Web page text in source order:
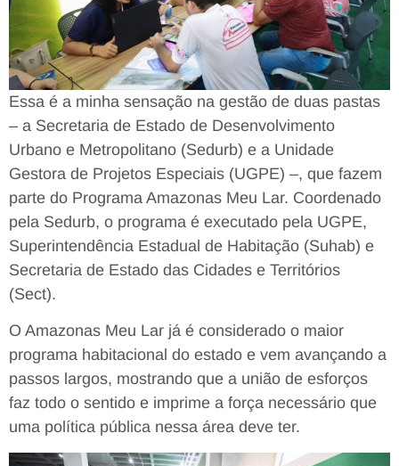
Essa é a minha sensação na gestão de duas pastas
– a Secretaria de Estado de Desenvolvimento
Urbano e Metropolitano (Sedurb) e a Unidade
Gestora de Projetos Especiais (UGPE) –, que fazem
parte do Programa Amazonas Meu Lar. Coordenado
pela Sedurb, o programa é executado pela UGPE,
Superintendência Estadual de Habitação (Suhab) e
Secretaria de Estado das Cidades e Territórios
(Sect).
O Amazonas Meu Lar já é considerado o maior
programa habitacional do estado e vem avançando a
passos largos, mostrando que a união de esforços
faz todo o sentido e imprime a força necessário que
uma política pública nessa área deve ter.